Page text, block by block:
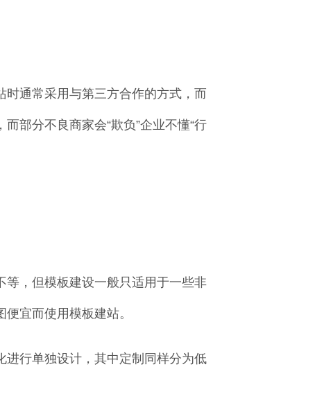
通常采用与第三方合作的方式，而
部分不良商家会“欺负”企业不懂“行
等，但模板建设一般只适用于一些非
宜而使用模板建站。
行单独设计，其中定制同样分为低